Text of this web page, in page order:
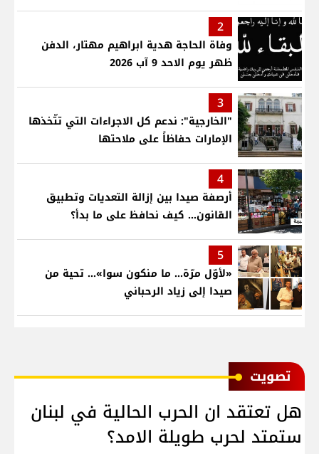
2
وفاة الحاجة هدية ابراهيم مهتار، الدفن
ظهر يوم الاحد 9 آب 2026
3
"الخارجية": ندعم كل الاجراءات التي تتّخذها
الإمارات حفاظاً على ملاحتها
4
أرصفة صيدا بين إزالة التعديات وتطبيق
القانون... كيف نحافظ على ما بدأ؟
5
«لأوّل مرّة… ما منكون سوا»… تحية من
صيدا إلى زياد الرحباني
ﺗﺼﻮﻳﺖ
هل تعتقد ان الحرب الحالية في لبنان
ستمتد لحرب طويلة الامد؟